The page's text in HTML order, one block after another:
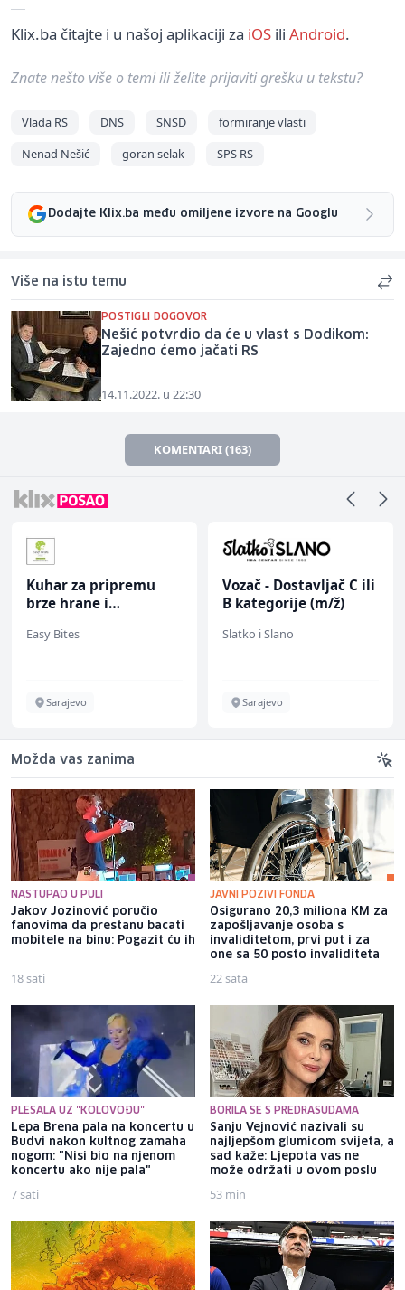
Klix.ba čitajte i u našoj aplikaciji za iOS ili Android.
Znate nešto više o temi ili želite prijaviti grešku u tekstu?
Vlada RS DNS SNSD
formiranje vlasti
Nenad Nešić
goran selak SPS RS
Dodajte Klix.ba među omiljene izvore na Googlu
Više na istu temu
POSTIGLI DOGOVOR
Nešić potvrdio da će u vlast s Dodikom:
Zajedno ćemo jačati RS
14.11.2022. u 22:30
KOMENTARI (163)
Kuhar za pripremu
brze hrane i
ž)
Easy Bites
Sarajevo
Vozač - Dostavljač C ili
B kategorije (m/ž)
Slatko i Slano
Sarajevo
Možda vas zanima
NASTUPAO U PULI
Jakov Jozinović poručio
fanovima da prestanu bacati
mobitele na binu: Pogazit ću ih
18 sati
JAVNI POZIVI FONDA
Osigurano 20,3 miliona KM za
zapošljavanje osoba s
invaliditetom, prvi put i za
one sa 50 posto invaliditeta
22 sata
PLESALA UZ "KOLOVOĐU"
Lepa Brena pala na koncertu u
Budvi nakon kultnog zamaha
nogom: "Nisi bio na njenom
koncertu ako nije pala"
7 sati
BORILA SE S PREDRASUDAMA
Sanju Vejnović nazivali su
najljepšom glumicom svijeta, a
sad kaže: Ljepota vas ne
može održati u ovom poslu
53 min